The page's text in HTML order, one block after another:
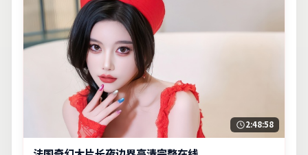
2:48:58